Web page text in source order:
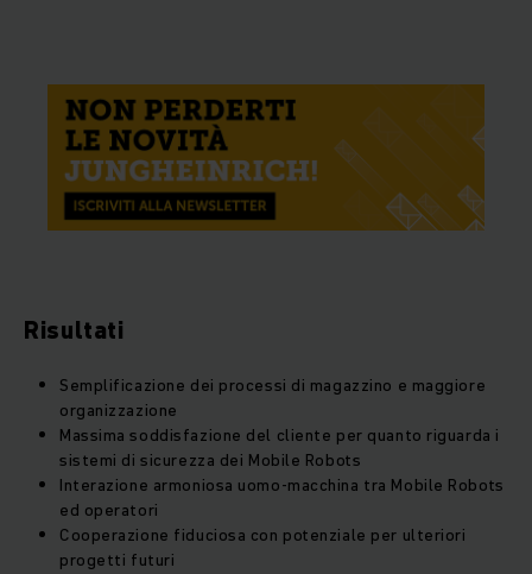
Risultati
Semplificazione dei processi di magazzino e maggiore
organizzazione
Massima soddisfazione del cliente per quanto riguarda i
sistemi di sicurezza dei Mobile Robots
Interazione armoniosa uomo-macchina tra Mobile Robots
ed operatori
Cooperazione fiduciosa con potenziale per ulteriori
progetti futuri